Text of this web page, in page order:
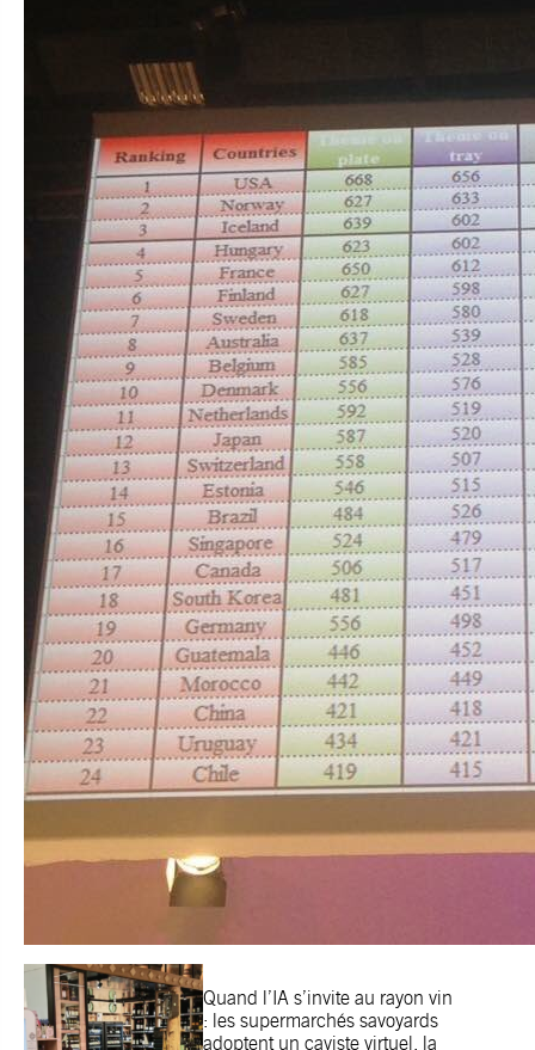
Quand l’IA s’invite au rayon vin
: les supermarchés savoyards
adoptent un caviste virtuel, la